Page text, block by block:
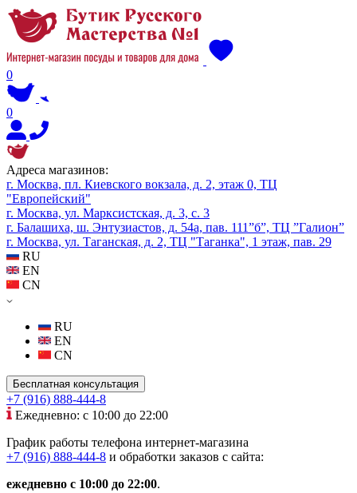
0
0
Адреса магазинов:
г. Москва, пл. Киевского вокзала, д. 2, этаж 0, ТЦ
"Европейский"
г. Москва, ул. Марксистская, д. 3, с. 3
г. Балашиха, ш. Энтузиастов, д. 54а, пав. 111”б”, ТЦ ”Галион”
г. Москва, ул. Таганская, д. 2, ТЦ "Таганка", 1 этаж, пав. 29
RU
EN
CN
RU
EN
CN
Бесплатная консультация
+7 (916) 888-444-8
Ежедневно: с 10:00 до 22:00
График работы телефона интернет-магазина
+7 (916) 888-444-8 и обработки заказов с сайта:
ежедневно с 10:00 до 22:00.